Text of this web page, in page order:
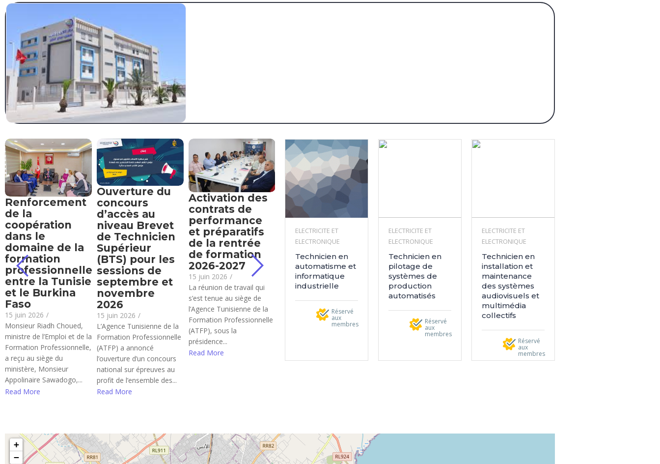
Renforcement
de la
coopération
dans le
domaine de la
formation
professionnelle
entre la Tunisie
et le Burkina
Faso
15 juin 2026 /
Monsieur Riadh Choued,
ministre de l’Emploi et de la
Formation Professionnelle,
a reçu au siège du
ministère, Monsieur
Appolinaire Sawadogo,...
Read More
Ouverture du
concours
d’accès au
niveau Brevet
de Technicien
Supérieur
(BTS) pour les
sessions de
septembre et
novembre
2026
15 juin 2026 /
L’Agence Tunisienne de la
Formation Professionnelle
(ATFP) a annoncé
l’ouverture d’un concours
national sur épreuves au
profit de l’ensemble des...
Read More
Activation des
contrats de
performance
et préparatifs
de la rentrée
de formation
2026-2027
15 juin 2026 /
La réunion de travail qui
s’est tenue au siège de
l’Agence Tunisienne de la
Formation Professionnelle
(ATFP), sous la
présidence...
Read More
ELECTRICITE ET
ELECTRONIQUE
Technicien en
automatisme et
informatique
industrielle
Réservé
aux
membres
ELECTRICITE ET
ELECTRONIQUE
Technicien en
pilotage de
systèmes de
production
automatisés
Réservé
aux
membres
ELECTRICITE ET
ELECTRONIQUE
Technicien en
installation et
maintenance
des systèmes
audiovisuels et
multimédia
collectifs
Réservé
aux
membres
+
−